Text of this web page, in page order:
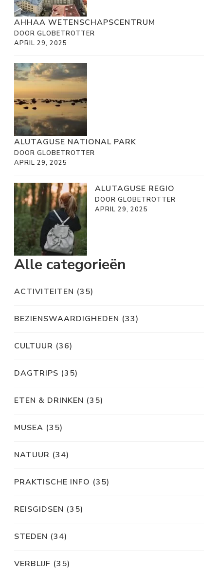
AHHAA WETENSCHAPSCENTRUM
DOOR GLOBETROTTER
APRIL 29, 2025
ALUTAGUSE NATIONAL PARK
DOOR GLOBETROTTER
APRIL 29, 2025
ALUTAGUSE REGIO
DOOR GLOBETROTTER
APRIL 29, 2025
Alle categorieën
ACTIVITEITEN (35)
BEZIENSWAARDIGHEDEN (33)
CULTUUR (36)
DAGTRIPS (35)
ETEN & DRINKEN (35)
MUSEA (35)
NATUUR (34)
PRAKTISCHE INFO (35)
REISGIDSEN (35)
STEDEN (34)
VERBLIJF (35)